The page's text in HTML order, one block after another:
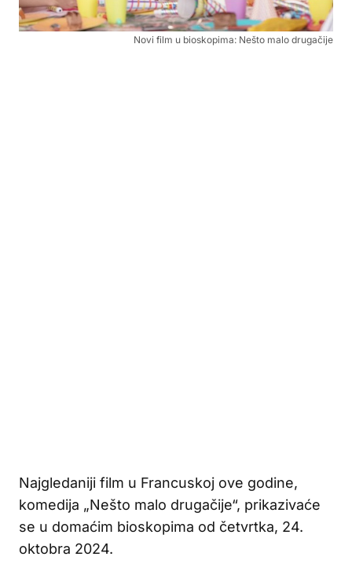
Novi film u bioskopima: Nešto malo drugačije
Najgledaniji film u Francuskoj ove godine,
komedija „Nešto malo drugačije“, prikazivaće
se u domaćim bioskopima od četvrtka, 24.
oktobra 2024.